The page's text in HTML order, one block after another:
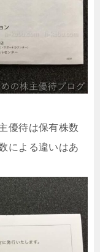
優待は保有株数
による違いはあ